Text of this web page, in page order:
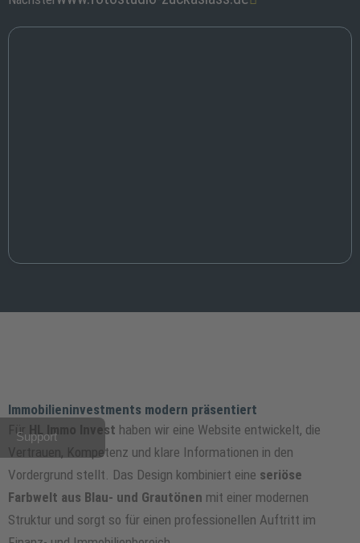
Immobilieninvestments modern präsentiert
Für
HL Immo Invest haben wir eine Website entwickelt, die
Vertrauen, Kompetenz und klare Informationen in den
Vordergrund stellt. Das Design kombiniert eine seriöse
Farbwelt aus Blau- und Grautönen mit einer modernen
Struktur und sorgt so für einen professionellen Auftritt im
Support